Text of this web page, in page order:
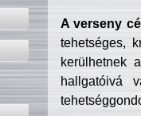
A verseny
tehetséges,
kerülhetnek
hallgatóivá